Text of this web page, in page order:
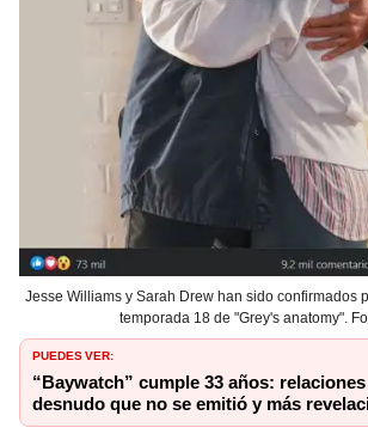
Jesse Williams y Sarah Drew han sido confirmados
temporada 18 de "Grey's anatomy".
PUEDES VER:
“Baywatch” cumple 33 años:
desnudo que no se emitió y más